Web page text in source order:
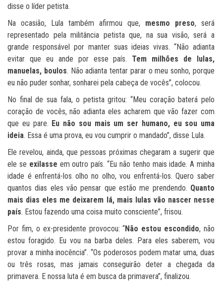
disse o líder petista.
Na ocasião, Lula também afirmou que, mesmo preso, será
representado pela militância petista que, na sua visão, será a
grande responsável por manter suas ideias vivas. “Não adianta
evitar que eu ande por esse país. Tem milhões de lulas,
manuelas, boulos. Não adianta tentar parar o meu sonho, porque
eu não puder sonhar, sonharei pela cabeça de vocês”, colocou.
No final de sua fala, o petista gritou: “Meu coração baterá pelo
coração de vocês, não adianta eles acharem que vão fazer com
que eu pare. Eu não sou mais um ser humano, eu sou uma
ideia. Essa é uma prova, eu vou cumprir o mandado”, disse Lula.
Ele revelou, ainda, que pessoas próximas chegaram a sugerir que
ele se exilasse em outro país. “Eu não tenho mais idade. A minha
idade é enfrentá-los olho no olho, vou enfrentá-los. Quero saber
quantos dias eles vão pensar que estão me prendendo. Quanto
mais dias eles me deixarem lá, mais lulas vão nascer nesse
país. Estou fazendo uma coisa muito consciente”, frisou.
Por fim, o ex-presidente provocou: “Não estou escondido, não
estou foragido. Eu vou na barba deles. Para eles saberem, vou
provar a minha inocência”. “Os poderosos podem matar uma, duas
ou três rosas, mas jamais conseguirão deter a chegada da
primavera. E nossa luta é em busca da primavera”, finalizou.